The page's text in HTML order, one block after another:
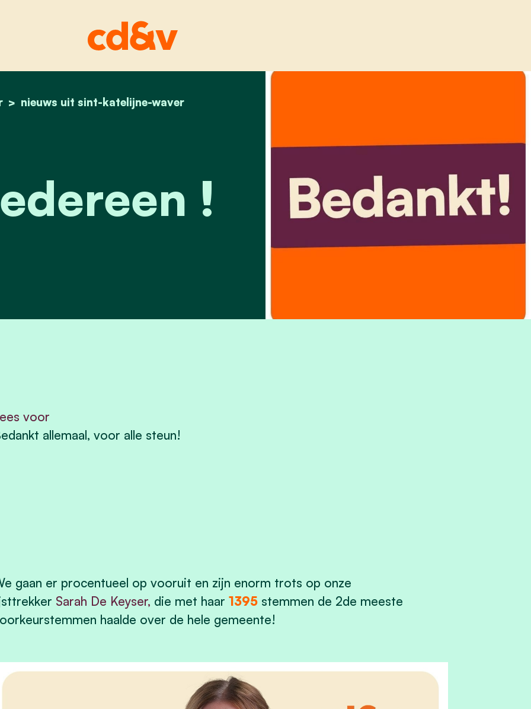
homenieuws uit sint-katelijne-waver
bedankt iedereen !
!
voor
allemaal, voor alle steun!
gaan er procentueel op vooruit en zijn enorm trots op onze
Sarah De Keyser, die met haar 1395stemmen de 2de meeste
haalde over de hele gemeente!